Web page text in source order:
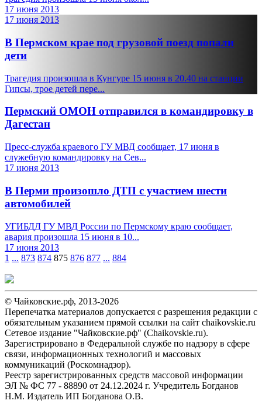
17 июня 2013
17 июня 2013
В Пермском крае под грузовой поезд попали
дети
Трагедия произошла в Кунгуре 15 июня в 20.40 на станции
Гипсы, трое детей пере...
Пермский ОМОН отправился в командировку в
Дагестан
Пресс-служба краевого ГУ МВД сообщает, 17 июня в
служебную командировку на Сев...
17 июня 2013
В Перми произошло ДТП с участием шести
автомобилей
УГИБДД ГУ МВД России по Пермскому краю сообщает,
авария произошла 15 июня в 10...
17 июня 2013
1 ... 873 874 875 876 877 ... 884
© Чайковские.рф, 2013-2026
Перепечатка материалов допускается с разрешения редакции с
обязательным указанием прямой ссылки на сайт chaikovskie.ru
Сетевое издание "Чайковские.рф" (Chaikovskie.ru).
Зарегистрировано в Федеральной службе по надзору в сфере
связи, информационных технологий и массовых
коммуникаций (Роскомнадзор).
Реестр зарегистрированных средств массовой информации
ЭЛ № ФС 77 - 88890 от 24.12.2024 г. Учредитель Богданов
Н.М. Издатель ИП Богданова О.В.